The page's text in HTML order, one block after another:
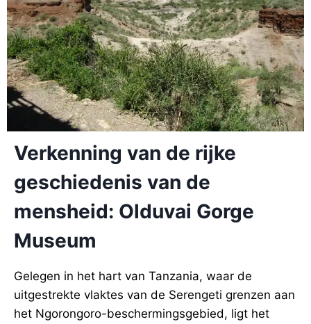
Verkenning van de rijke
geschiedenis van de
mensheid: Olduvai Gorge
Museum
Gelegen in het hart van Tanzania, waar de
uitgestrekte vlaktes van de Serengeti grenzen aan
het Ngorongoro-beschermingsgebied, ligt het